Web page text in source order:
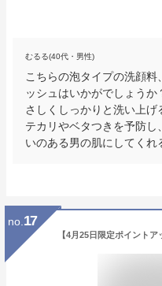
むるる(40代・男性)
こちらの泡タイプの洗顔
ッシュはいかがでしょう
さしくしっかりと洗い上げ
テカリやベタつきを予防
いのある男の肌にしてくれ
no. 17